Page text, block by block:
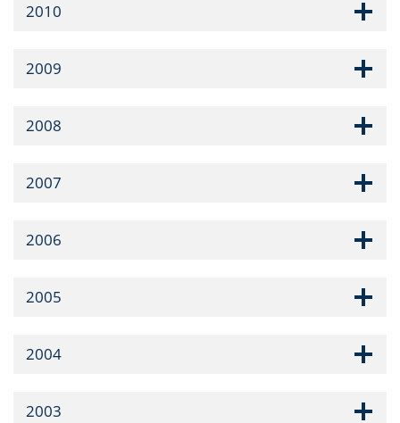
2010
2009
2008
2007
2006
2005
2004
2003